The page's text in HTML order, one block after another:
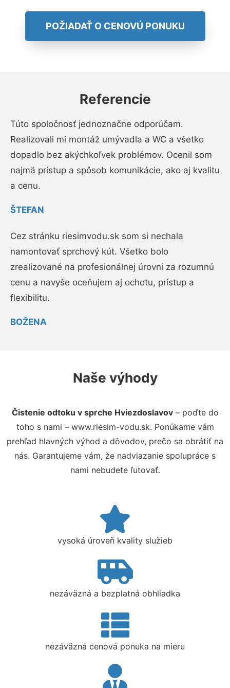
POŽIADAŤ O CENOVÚ PONUKU
Referencie
Túto spoločnosť jednoznačne odporúčam.
Realizovali mi montáž umývadla a WC a všetko
dopadlo bez akýchkoľvek problémov. Ocenil som
najmä prístup a spôsob komunikácie, ako aj kvalitu
a cenu.
ŠTEFAN
Cez stránku riesimvodu.sk som si nechala
namontovať sprchový kút. Všetko bolo
zrealizované na profesionálnej úrovni za rozumnú
cenu a navyše oceňujem aj ochotu, prístup a
flexibilitu.
BOŽENA
Naše výhody
Čistenie odtoku v sprche Hviezdoslavov– poďte do
toho s nami – www.riesim-vodu.sk. Ponúkame vám
prehľad hlavných výhod a dôvodov, prečo sa obrátiť na
nás. Garantujeme vám, že nadviazanie spolupráce s
nami nebudete ľutovať.
vysoká úroveň kvality služieb
nezáväzná a bezplatná obhliadka
nezáväzná cenová ponuka na mieru